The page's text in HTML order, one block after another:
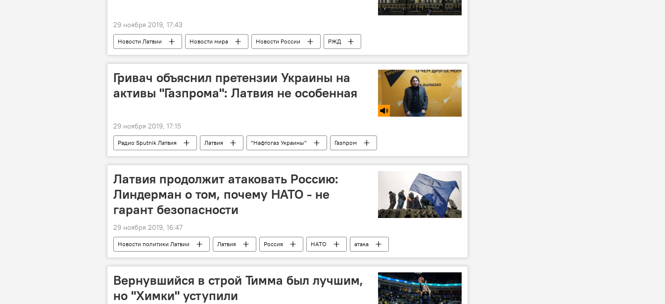
29 ноября 2019, 17:43
Новости Латвии Новости мира Новости России
РЖД
Латвийская железная дорога (LDz)
железная дорога поезд
Гривач объяснил претензии Украины на
активы "Газпрома": Латвия не особенная
29 ноября 2019, 17:15
Радио Sputnik Латвия Латвия "Нафтогаз Украины"
Газпром
транзит газа
суд
Латвия продолжит атаковать Россию:
Линдерман о том, почему НАТО - не
гарант безопасности
29 ноября 2019, 16:47
Новости политики Латвии Латвия Россия НАТО атака
Вернувшийся в строй Тимма был лучшим,
но "Химки" уступили